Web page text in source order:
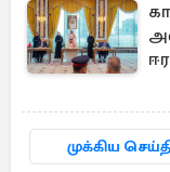
முக்கிய